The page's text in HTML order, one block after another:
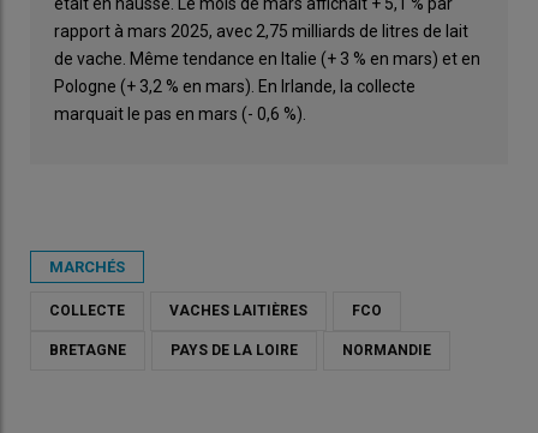
rapport à mars 2025, avec 2,75 milliards de litres de lait
de vache. Même tendance en Italie (+ 3 % en mars) et en
Pologne (+ 3,2 % en mars). En Irlande, la collecte
marquait le pas en mars (- 0,6 %).
MARCHÉS
COLLECTE VACHES LAITIÈRES FCO
BRETAGNE PAYS DE LA LOIRE NORMANDIE